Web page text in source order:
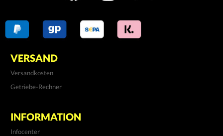
VERSAND
Versandkosten
Getriebe-Rechner
INFORMATION
Infocenter